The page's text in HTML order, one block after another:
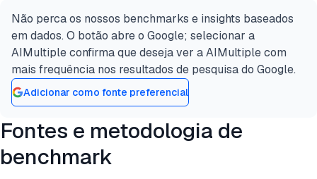
Não perca os nossos benchmarks e insights baseados
em dados. O botão abre o Google; selecionar a
AIMultiple confirma que deseja ver a AIMultiple com
mais frequência nos resultados de pesquisa do Google.
Adicionar como fonte preferencial
Fontes e metodologia de
benchmark